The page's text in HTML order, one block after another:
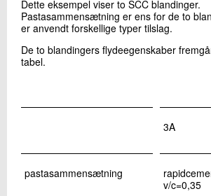
Dette eksempel viser to SCC blandinger.
Pastasammensætning er ens for de to
er anvendt forskellige typer tilslag.
De to blandingers flydeegenskaber
tabel.
3A
pastasammensætning
v/c=0,35